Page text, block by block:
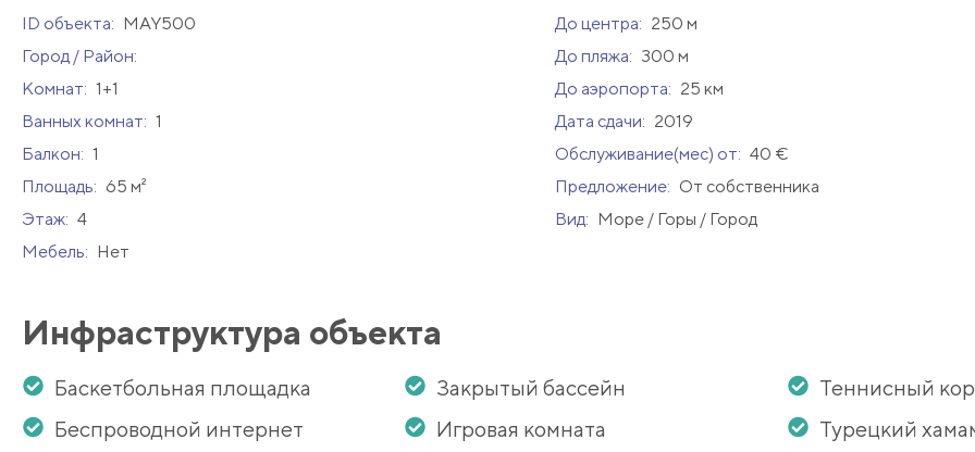
ID объекта: MAY500 До центра: 250 м
Город / Район:
До пляжа: 300 м
Комнат: 1+1 До аэропорта: 25 км
Ванных комнат: 1 Дата сдачи: 2019
Балкон: 1 Обслуживание(мес) от: 40 €
Площадь: 65 м² Предложение: От собственника
Этаж: 4 Вид: Море / Горы / Город
Мебель: Нет
Инфраструктура объекта
Баскетбольная площадка
Беспроводной интернет
Закрытый бассейн
Игровая комната
Теннисный
Турецкий